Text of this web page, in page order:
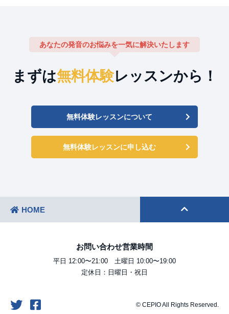
あなたの発音のお悩みを一気に解決いたします
まずは無料体験レッスンから！
無料体験レッスンについて
無料体験レッスンに申し込む
HOME
お問い合わせ営業時間
平日 12:00〜21:00 土曜日 10:00〜19:00
定休日：日曜日・祝日
© CEPIO All Rights Reserved.